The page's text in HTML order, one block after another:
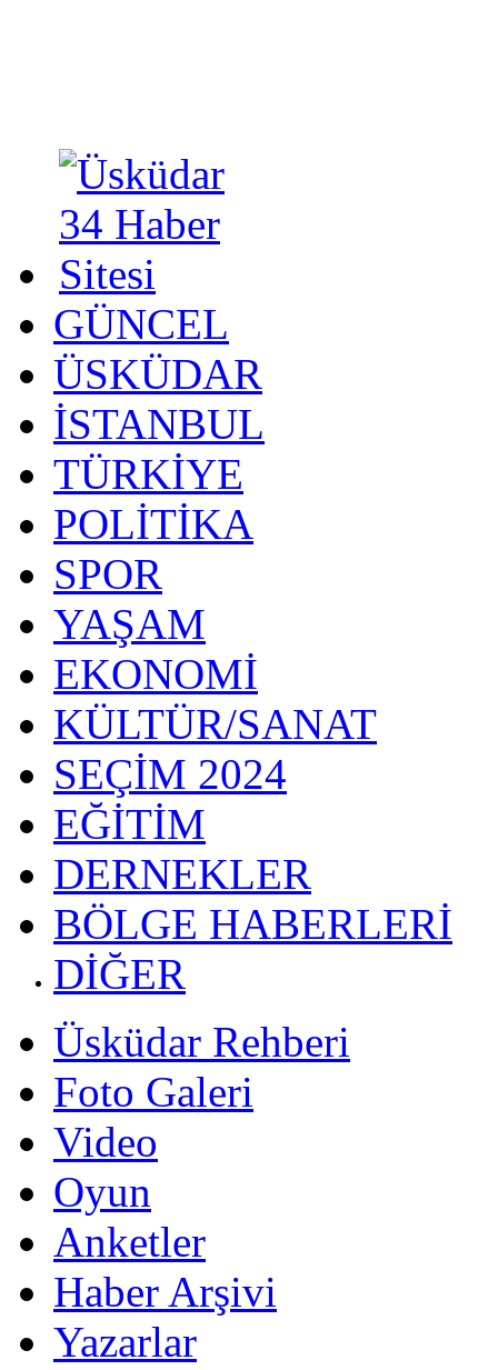
GÜNCEL
ÜSKÜDAR
İSTANBUL
TÜRKİYE
POLİTİKA
SPOR
YAŞAM
EKONOMİ
KÜLTÜR/SANAT
SEÇİM 2024
EĞİTİM
DERNEKLER
BÖLGE HABERLERİ
DİĞER
Üsküdar Rehberi
Foto Galeri
Video
Oyun
Anketler
Haber Arşivi
Yazarlar